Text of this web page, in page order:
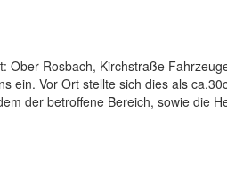
Rosbach, Kirchstraße
Vor Ort stellte sich dies als
der betroffene Bereich, sowie die